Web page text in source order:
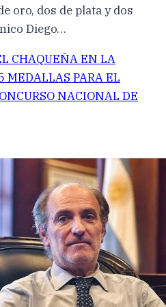
oro, dos de plata y dos
Diego…
CHAQUEÑA EN LA
MEDALLAS PARA EL
NACIONAL DE